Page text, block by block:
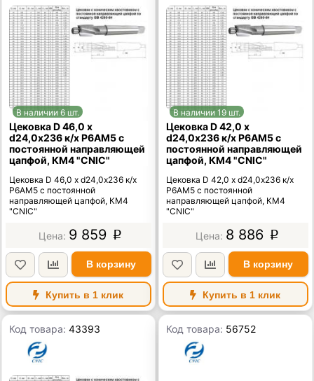
В наличии 6 шт.
Цековка D 46,0 х
d24,0х236 к/х Р6АМ5 с
постоянной направляющей
цапфой, КМ4 "CNIC"
Цековка D 46,0 х d24,0х236 к/х
Р6АМ5 с постоянной
направляющей цапфой, КМ4
"CNIC"
9 859 p
В корзину
Купить в 1 клик
В наличии 19 шт.
Цековка D 42,0 х
d24,0х236 к/х Р6АМ5 с
постоянной направляющей
цапфой, КМ4 "CNIC"
Цековка D 42,0 х d24,0х236 к/х
Р6АМ5 с постоянной
направляющей цапфой, КМ4
"CNIC"
8 886 p
В корзину
Купить в 1 клик
Код товара:43393 Код товара: 56752